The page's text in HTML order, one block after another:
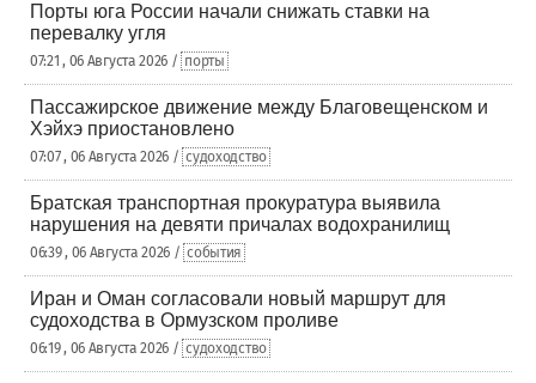
Порты юга России начали снижать ставки на
перевалку угля
07:21 , 06 Августа 2026 / порты
Пассажирское движение между Благовещенском и
Хэйхэ приостановлено
07:07 , 06 Августа 2026 / судоходство
Братская транспортная прокуратура выявила
нарушения на девяти причалах водохранилищ
06:39 , 06 Августа 2026 / события
Иран и Оман согласовали новый маршрут для
судоходства в Ормузском проливе
06:19 , 06 Августа 2026 / судоходство